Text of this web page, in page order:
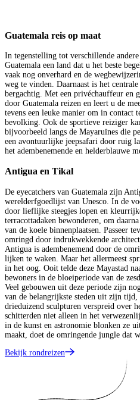
Guatemala reis op maat
In tegenstelling tot verschillende
Guatemala een land dat u het beste
vaak nog onverhard en de
weg te vinden. Daarnaast is het
bergachtig. Met een privéchauffeur en
door Guatemala reizen en leert u de
tevens een leuke manier om in contact
bevolking. Ook de sportieve reiziger
bijvoorbeeld langs de Mayaruïnes die
een avontuurlijke jeepsafari door ruig
het adembenemende en helderblauwe
Antigua en Tikal
De eyecatchers van Guatemala zijn
werelderfgoedlijst van Unesco. In de
door lieflijke steegjes lopen en
terracottadaken bewonderen, om
van de koele binnenplaatsen. Passeer
omringd door indrukwekkende
Antigua is adembenemend door de
lijken te waken. Maar het allermeest
in het oog. Ooit telde deze Mayastad
bewoners in de bloeiperiode van de
Veel gebouwen uit deze periode zijn
van de belangrijkste steden uit zijn
drieduizend sculpturen verspreid over
schitterden niet alleen in het
in de kunst en astronomie blonken ze
maakt, doet de omringende jungle dat
Bekijk rondreizen